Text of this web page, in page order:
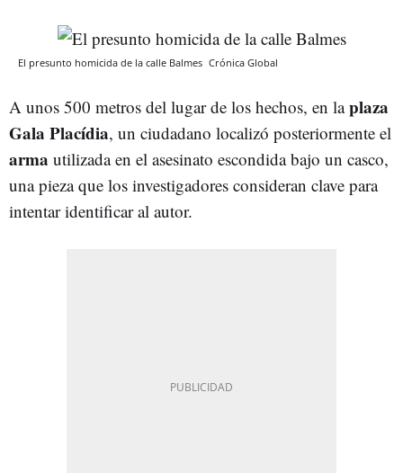
El presunto homicida de la calle Balmes Crónica Global
A unos 500 metros del lugar de los hechos, en laplaza
Gala Placídia, un ciudadano localizó posteriormente el
arma utilizada en el asesinato escondida bajo un casco,
una pieza que los investigadores consideran clave para
intentar identificar al autor.